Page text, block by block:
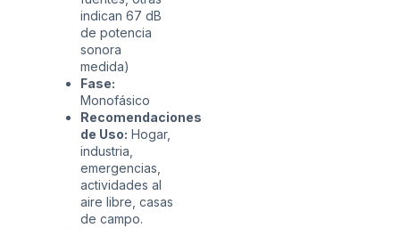
indican 67 dB
de potencia
sonora
medida)
Fase:
Monofásico
Recomendaciones
de Uso: Hogar,
industria,
emergencias,
actividades al
aire libre, casas
de campo.